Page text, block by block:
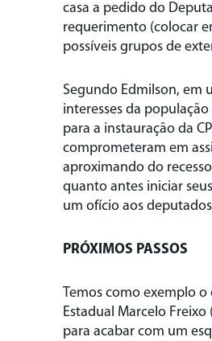
casa a pedido do
requerimento (colocar
possíveis grupos de
Segundo Edmilson, em
interesses da
para a instauração da
comprometeram em
aproximando do
quanto antes iniciar
um ofício aos
PRÓXIMOS PASSOS
Temos como exemplo
Estadual Marcelo
para acabar com um